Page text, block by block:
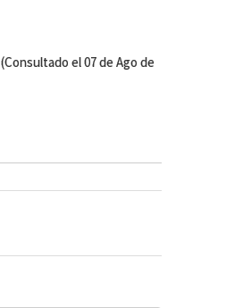
(Consultado el 07 de Ago de